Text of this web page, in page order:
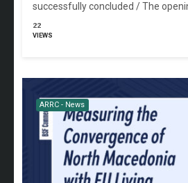
successfully concluded / The
22
VIEWS
ARRC - News